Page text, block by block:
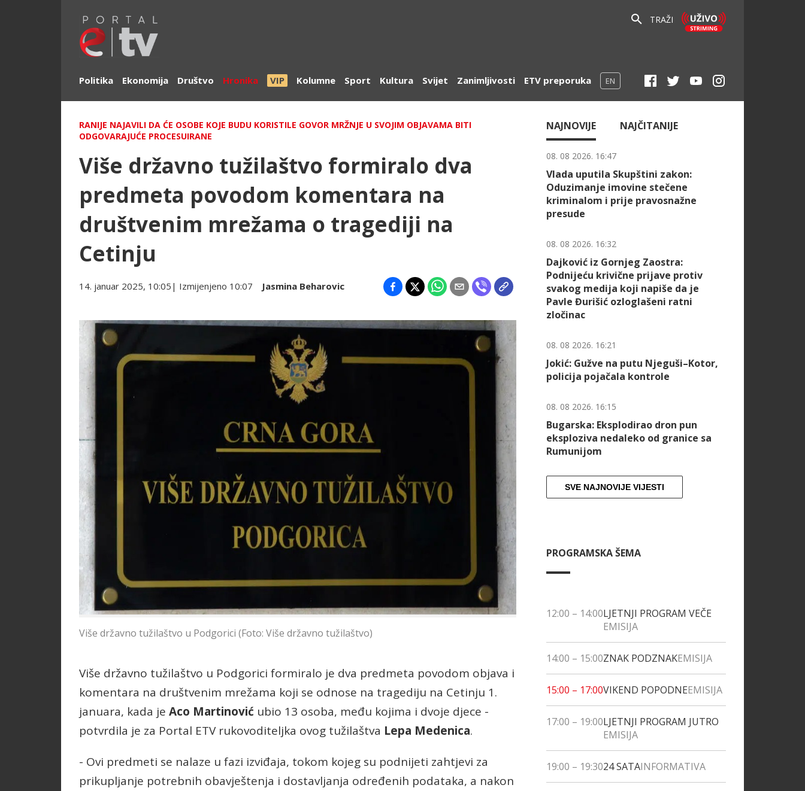
TRAŽI
Politika Ekonomija Društvo Hronika VIP Kolumne Sport Kultura Svijet Zanimljivosti ETV preporuka EN
RANIJE NAJAVILI DA ĆE OSOBE KOJE BUDU KORISTILE GOVOR MRŽNJE U SVOJIM OBJAVAMA BITI
ODGOVARAJUĆE PROCESUIRANE
Više državno tužilaštvo formiralo dva
predmeta povodom komentara na
društvenim mrežama o tragediji na
Cetinju
14. januar 2025, 10:05 | Izmijenjeno 10:07 Jasmina Beharovic
Više državno tužilaštvo u Podgorici (Foto: Više državno tužilaštvo)
Više državno tužilaštvo u Podgorici formiralo je dva predmeta povodom objava i
komentara na društvenim mrežama koji se odnose na tragediju na Cetinju 1.
januara, kada je Aco Martinović ubio 13 osoba, među kojima i dvoje djece -
potvrdila je za Portal ETV rukovoditeljka ovog tužilaštva Lepa Medenica.
- Ovi predmeti se nalaze u fazi izviđaja, tokom kojeg su podnijeti zahtjevi za
prikupljanje potrebnih obavještenja i dostavljanja određenih podataka, a nakon
NAJNOVIJE NAJČITANIJE
08. 08 2026. 16:47
Vlada uputila Skupštini zakon:
Oduzimanje imovine stečene
kriminalom i prije pravosnažne
presude
08. 08 2026. 16:32
Dajković iz Gornjeg Zaostra:
Podnijeću krivične prijave protiv
svakog medija koji napiše da je
Pavle Đurišić ozloglašeni ratni
zločinac
08. 08 2026. 16:21
Jokić: Gužve na putu Njeguši–Kotor,
policija pojačala kontrole
08. 08 2026. 16:15
Bugarska: Eksplodirao dron pun
eksploziva nedaleko od granice sa
Rumunijom
SVE NAJNOVIJE VIJESTI
PROGRAMSKA ŠEMA
12:00 – 14:00LJETNJI PROGRAM VEČE
EMISIJA
14:00 – 15:00ZNAK PODZNAKEMISIJA
15:00 – 17:00VIKEND POPODNEEMISIJA
17:00 – 19:00LJETNJI PROGRAM JUTRO
EMISIJA
19:00 – 19:3024 SATAINFORMATIVA